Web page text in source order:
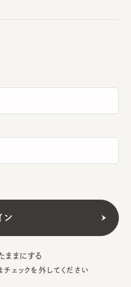
ままにする
ェックを外してください